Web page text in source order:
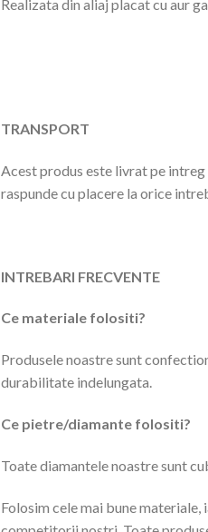
Realizata din aliaj placat cu aur
TRANSPORT
Acest produs este livrat pe
raspunde cu placere la orice
INTREBARI FRECVENTE
Ce materiale folositi?
Produsele noastre sunt
durabilitate indelungata.
Ce pietre/diamante folositi?
Toate diamantele noastre sunt
Folosim cele mai bune